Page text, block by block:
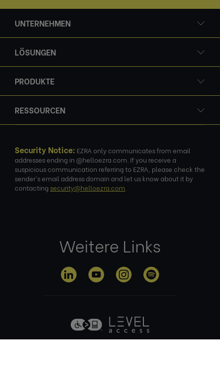
UNTERNEHMEN
LÖSUNGEN
PRODUKTE
RESSOURCEN
Security Notice: EZRA only communicates from email
addresses ending in @helloezra.com. If you receive a
suspicious communication referring to EZRA, please check the
sender's email address domain and let us know about it by
contacting security@helloezra.com
Weitere Links